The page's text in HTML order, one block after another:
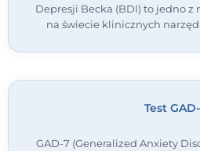
Depresji Becka (BDI) to jedno z
na świecie klinicznych
Test
GAD-7 (Generalized Anxiety